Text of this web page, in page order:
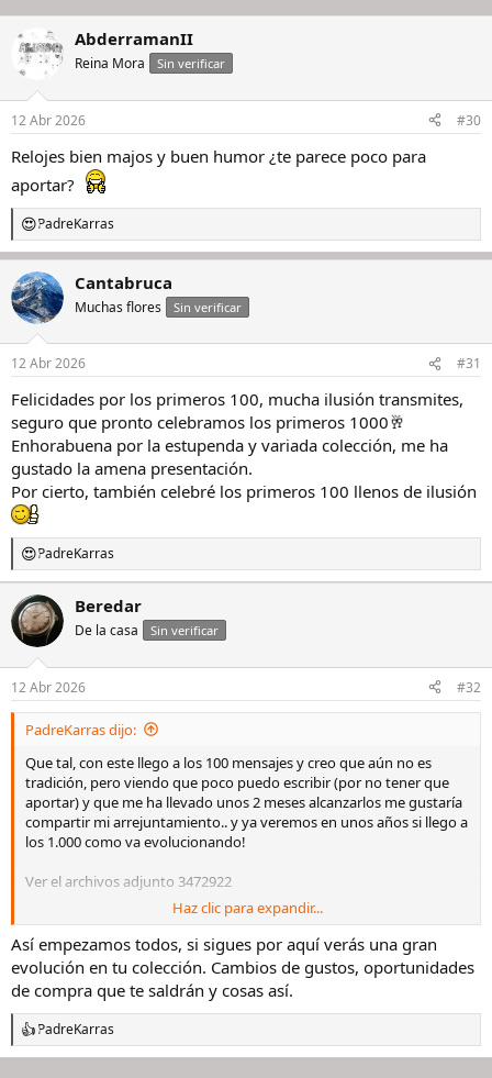
AbderramanII
Reina Mora Sin verificar
12 Abr 2026 #30
Relojes bien majos y buen humor ¿te parece poco para
aportar?
R
e
a
c
c
i
e
:
PadreKarras
Cantabruca
Muchas flores Sin verificar
12 Abr 2026 #31
Felicidades por los primeros 100, mucha ilusión transmites,
seguro que pronto celebramos los primeros 1000🥂
Enhorabuena por la estupenda y variada colección, me ha
gustado la amena presentación.
Por cierto, también celebré los primeros 100 llenos de ilusión
R
e
a
c
c
o
n
e
PadreKarras
Beredar
De la casa Sin verificar
12 Abr 2026 #32
PadreKarras dijo:
Que tal, con este llego a los 100 mensajes y creo que aún no es
tradición, pero viendo que poco puedo escribir (por no tener que
aportar) y que me ha llevado unos 2 meses alcanzarlos me gustaría
compartir mi arrejuntamiento.. y ya veremos en unos años si llego a
los 1.000 como va evolucionando!
Ver el archivos adjunto 3472922
solo se que no se nada
relojera llamada foro me está aportando muchísimo, pero me guío
por lo que me apetece en cada momento, sin más estrategia que si
me gusta un reloj y pensar un poco en cuando ponérmelo, así que
mis "Relojes Especiales", que no quiero que pasen nunca de 5, son
estos:
- Un CUCO chino, barato para ir probando
, el Addiesdive 2030
Haz clic para expandir...
Así empezamos todos, si sigues por aquí verás una gran
evolución en tu colección. Cambios de gustos, oportunidades
de compra que te saldrán y cosas así.
R
e
PadreKarras